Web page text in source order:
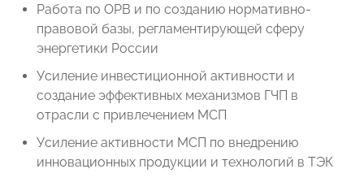
Работа по ОРВ и по созданию нормативно-
правовой базы, регламентирующей сферу
энергетики России
Усиление инвестиционной активности и
создание эффективных механизмов ГЧП в
отрасли с привлечением МСП
Усиление активности МСП по внедрению
инновационных продукции и технологий в ТЭК